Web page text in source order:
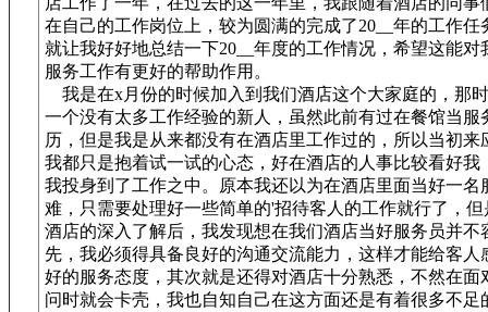
在自己的工作岗位上，较为圆满的完成了20__年的工作任
就让我好好地总结一下20__年度的工作情况，希望这能对
服务工作有更好的帮助作用。
我是在x月份的时候加入到我们酒店这个大家庭的，那
一个没有太多工作经验的新人，虽然此前有过在餐馆当服
历，但是我是从来都没有在酒店里工作过的，所以当初来
我都只是抱着试一试的心态，好在酒店的人事比较看好我
我投身到了工作之中。原本我还以为在酒店里面当好一名
难，只需要处理好一些简单的'招待客人的工作就行了，
酒店的深入了解后，我发现想在我们酒店当好服务员并不
先，我必须得具备良好的沟通交流能力，这样才能给客人
好的服务态度，其次就是还得对酒店十分熟悉，不然在面
问时就会卡壳，我也自知自己在这方面还是有着很多不足